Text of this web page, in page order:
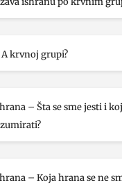
krvnoj grupi?
– Šta se sme jesti i
– Koja hrana se ne